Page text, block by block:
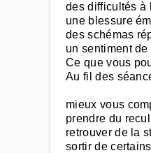
des difficultés à
une blessure
des schémas
un sentiment
Ce que vous
Au fil des
mieux vous
prendre du
retrouver de la
sortir de